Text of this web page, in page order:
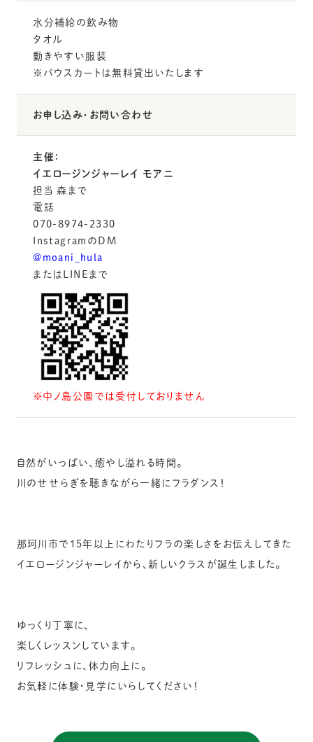
水分補給の飲み物
タオル
動きやすい服装
※パウスカートは無料貸出いたします
お申し込み・お問い合わせ
主催：
イエロージンジャーレイ モアニ
担当 森まで
電話
070-8974-2330
InstagramのDM
@moani_hula
またはLINEまで
※中ノ島公園では受付しておりません
自然がいっぱい、癒やし溢れる時間。
川のせせらぎを聴きながら一緒にフラダンス！
那珂川市で15年以上にわたりフラの楽しさをお伝えしてきた
イエロージンジャーレイから、新しいクラスが誕生しました。
ゆっくり丁寧に、
楽しくレッスンしています。
リフレッシュに、体力向上に。
お気軽に体験・見学にいらしてください！